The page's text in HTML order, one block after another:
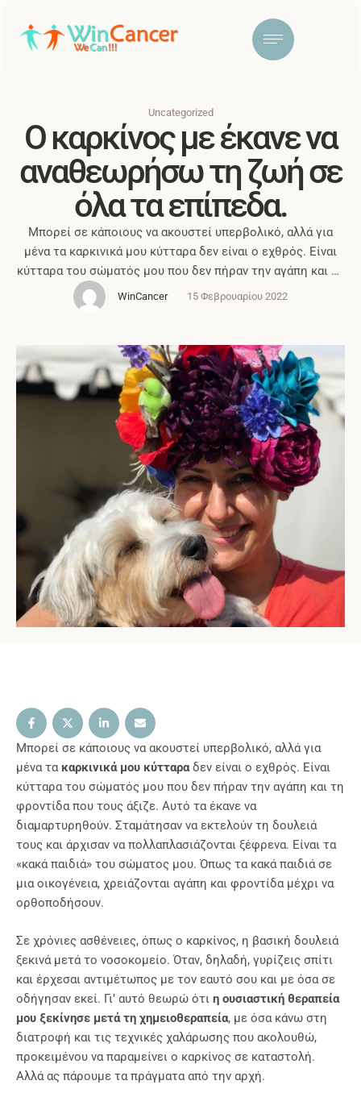
Uncategorized
Ο καρκίνος με έκανε να
αναθεωρήσω τη ζωή σε
όλα τα επίπεδα.
Μπορεί σε κάποιους να ακουστεί υπερβολικό, αλλά για
μένα τα καρκινικά μου κύτταρα δεν είναι ο εχθρός. Είναι
κύτταρα του σώματός μου που δεν πήραν την αγάπη και τη
φροντίδα που τους άξιζε. Αυτό τα έκανε να
διαμαρτυρηθούν. Σταμάτησαν να εκτελούν τη δουλειά
«κακά παιδιά» του σώματος μου. Όπως …
WinCancer 15 Φεβρουαρίου 2022
Μπορεί σε κάποιους να ακουστεί υπερβολικό, αλλά για
μένα τα καρκινικά μου κύτταραδεν είναι ο εχθρός. Είναι
κύτταρα του σώματός μου που δεν πήραν την αγάπη και τη
φροντίδα που τους άξιζε. Αυτό τα έκανε να
διαμαρτυρηθούν. Σταμάτησαν να εκτελούν τη δουλειά
τους και άρχισαν να πολλαπλασιάζονται ξέφρενα. Είναι τα
«κακά παιδιά» του σώματος μου. Όπως τα κακά παιδιά σε
μια οικογένεια, χρειάζονται αγάπη και φροντίδα μέχρι να
ορθοποδήσουν.
Σε χρόνιες ασθένειες, όπως ο καρκίνος, η βασική δουλειά
ξεκινά μετά το νοσοκομείο. Όταν, δηλαδή, γυρίζεις σπίτι
και έρχεσαι αντιμέτωπος με τον εαυτό σου και με όσα σε
οδήγησαν εκεί. Γι’ αυτό θεωρώ ότι η ουσιαστική θεραπεία
μου ξεκίνησε μετά τη χημειοθεραπεία, με όσα κάνω στη
διατροφή και τις τεχνικές χαλάρωσης που ακολουθώ,
προκειμένου να παραμείνει ο καρκίνος σε καταστολή.
Αλλά ας πάρουμε τα πράγματα από την αρχή.